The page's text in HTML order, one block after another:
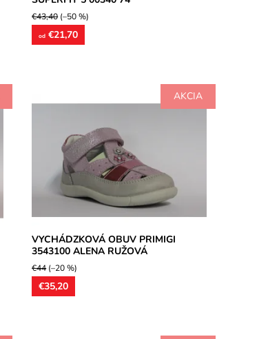
€43,40(–50 %)
od €21,70
AKCIA
pre dievčatká, vhodná aj na prvé kroky,
model určený pre široké chodidlá.
Kožené...
Dostupnosť:
Skladom
Značka:
Primigi
Záruka:
2 roky
VYCHÁDZKOVÁ OBUV PRIMIGI
3543100 ALENA RUŽOVÁ
€44(–20 %)
€35,20